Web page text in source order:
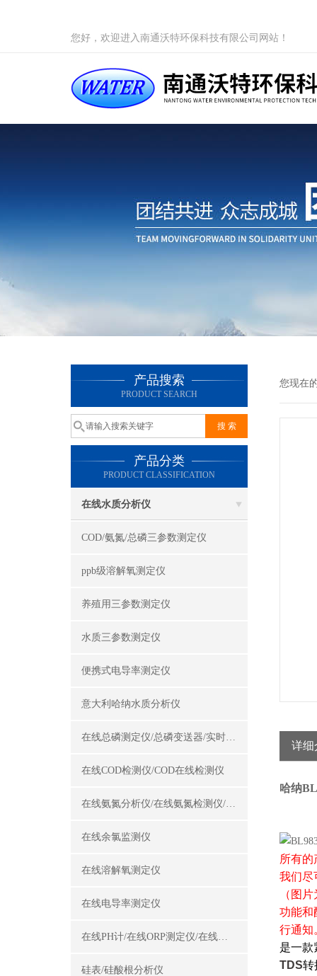
您好，欢迎进入南通沃特环保科技有限公司网站！
产品搜索
PRODUCT SEARCH
产品分类
PRODUCT CLASSIFICATION
在线水质分析仪
COD/氨氮/总磷三参数测定仪
ppb级溶解氧测定仪
养殖用三参数测定仪
水质三参数测定仪
便携式电导率测定仪
意大利哈纳水质分析仪
在线总磷测定仪/总磷变送器/实时总磷监测仪
在线COD检测仪/COD在线检测仪
在线氨氮分析仪/在线氨氮检测仪/氨氮变送器
在线余氯监测仪
在线溶解氧测定仪
在线电导率测定仪
在线PH计/在线ORP测定仪/在线酸碱度计
硅表/硅酸根分析仪
您现在
详细
哈纳
所有
我们尽
（图
功能和
行通知
是一款
TDS转